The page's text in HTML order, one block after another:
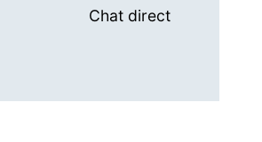
Chat direct